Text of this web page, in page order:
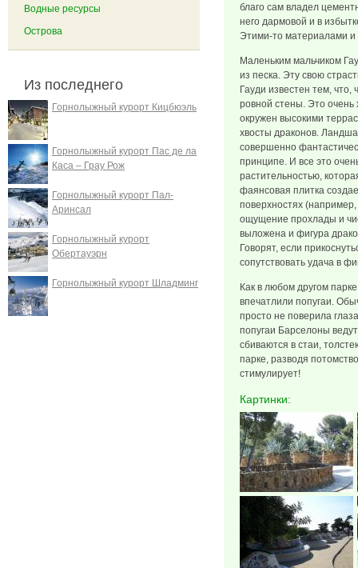
благо сам владел
него дармовой и в
Этими-то материалами и
Маленьким мальчиком
из песка. Эту свою
Гауди известен тем,
ровной стены. Это очень
окружен высокими
хвосты драконов.
совершенно
принципе. И все это
растительностью,
фаянсовая плитка
поверхностях (например,
ощущение прохлады и
выложена и фигура
Говорят, если
сопутствовать удача в
Как в любом другом
впечатлили попугаи.
просто не поверила
попугаи Барселоны
сбиваются в стаи,
парке, разводя
стимулирует!
Картинки:
Водные ресурсы
Острова
Из последнего
Горнолыжный курорт Кицбюэль
Горнолыжный курорт Пас де ла
Каса – Грау Рож
Горнолыжный курорт Пал-
Аринсал
Горнолыжный курорт
Обертауэрн
Горнолыжный курорт Шладминг